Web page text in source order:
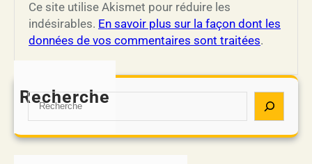
Ce site utilise Akismet pour réduire les
indésirables. En savoir plus sur la façon dont les
données de vos commentaires sont traitées.
Recherche
S
a